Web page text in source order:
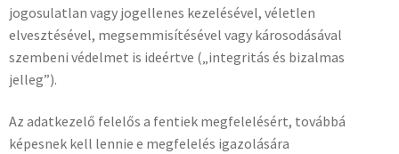
jogosulatlan vagy jogellenes kezelésével, véletlen
elvesztésével, megsemmisítésével vagy károsodásával
szembeni védelmet is ideértve („integritás és bizalmas
jelleg”).
Az adatkezelő felelős a fentiek megfelelésért, továbbá
képesnek kell lennie e megfelelés igazolására